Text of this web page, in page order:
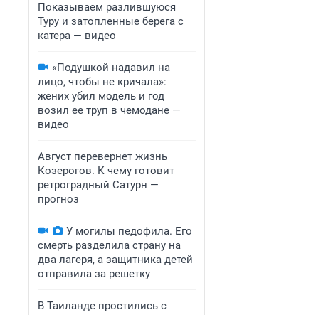
Показываем разлившуюся
Туру и затопленные берега с
катера — видео
«Подушкой надавил на
лицо, чтобы не кричала»:
жених убил модель и год
возил ее труп в чемодане —
видео
Август перевернет жизнь
Козерогов. К чему готовит
ретроградный Сатурн —
прогноз
У могилы педофила. Его
смерть разделила страну на
два лагеря, а защитника детей
отправила за решетку
В Таиланде простились с